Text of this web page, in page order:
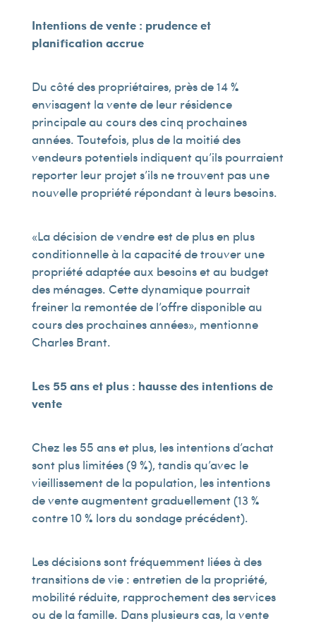
Intentions de vente : prudence et
planification accrue
Du côté des propriétaires, près de 14 %
envisagent la vente de leur résidence
principale au cours des cinq prochaines
années. Toutefois, plus de la moitié des
vendeurs potentiels indiquent qu’ils pourraient
reporter leur projet s’ils ne trouvent pas une
nouvelle propriété répondant à leurs besoins.
« La décision de vendre est de plus en plus
conditionnelle à la capacité de trouver une
propriété adaptée aux besoins et au budget
des ménages. Cette dynamique pourrait
freiner la remontée de l’offre disponible au
cours des prochaines années », mentionne
Charles Brant.
Les 55 ans et plus : hausse des intentions de
vente
Chez les 55 ans et plus, les intentions d’achat
sont plus limitées (9 %), tandis qu’avec le
vieillissement de la population, les intentions
de vente augmentent graduellement (13 %
contre 10 % lors du sondage précédent).
Les décisions sont fréquemment liées à des
transitions de vie : entretien de la propriété,
mobilité réduite, rapprochement des services
ou de la famille. Dans plusieurs cas, la vente